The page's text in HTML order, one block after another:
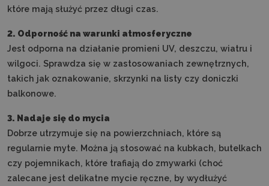
które mają służyć przez długi czas.
2. Odporność na warunki atmosferyczne
Jest odporna na działanie promieni UV, deszczu, wiatru i
wilgoci. Sprawdza się w zastosowaniach zewnętrznych,
takich jak oznakowanie, skrzynki na listy czy doniczki
balkonowe.
3. Nadaje się do mycia
Dobrze utrzymuje się na powierzchniach, które są
regularnie myte. Można ją stosować na kubkach, butelkach
czy pojemnikach, które trafiają do zmywarki (choć
zalecane jest delikatne mycie ręczne, by wydłużyć